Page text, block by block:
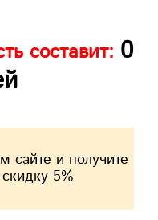
составит: 0
сайте и получите
5%